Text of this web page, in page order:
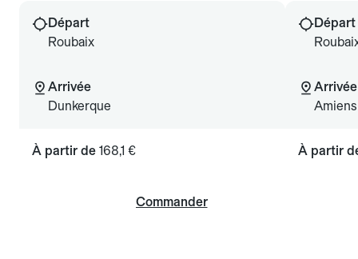
Départ
Roubaix
Arrivée
Dunkerque
À partir de 168,1 €
Commander
Départ
Arrivée
Amiens
À partir